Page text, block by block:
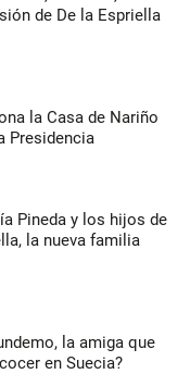
de De la Espriella
la Casa de Nariño
Presidencia
Pineda y los hijos de
la nueva familia
la amiga que
en Suecia?